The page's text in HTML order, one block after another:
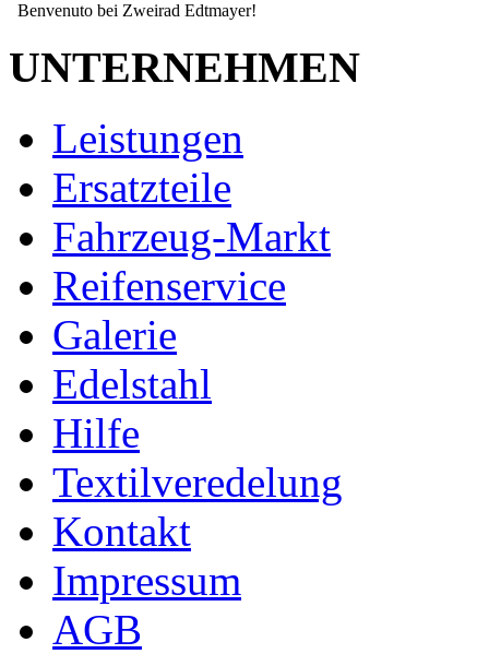
Benvenuto bei Zweirad Edtmayer!
Seit mehr als 15 Jahren ihr zuverlässiger Partner wenn es um ihr
UNTERNEHMEN
Leistungen
Ersatzteile
Fahrzeug-Markt
Reifenservice
Galerie
Edelstahl
Hilfe
Textilveredelung
Kontakt
Impressum
AGB